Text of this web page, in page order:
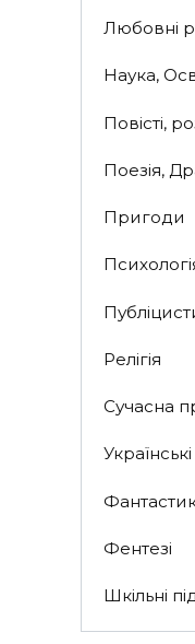
Любовні
Наука,
Повісті,
Поезія,
Пригоди
Релігія
Сучасна
Фентезі
Шкільні